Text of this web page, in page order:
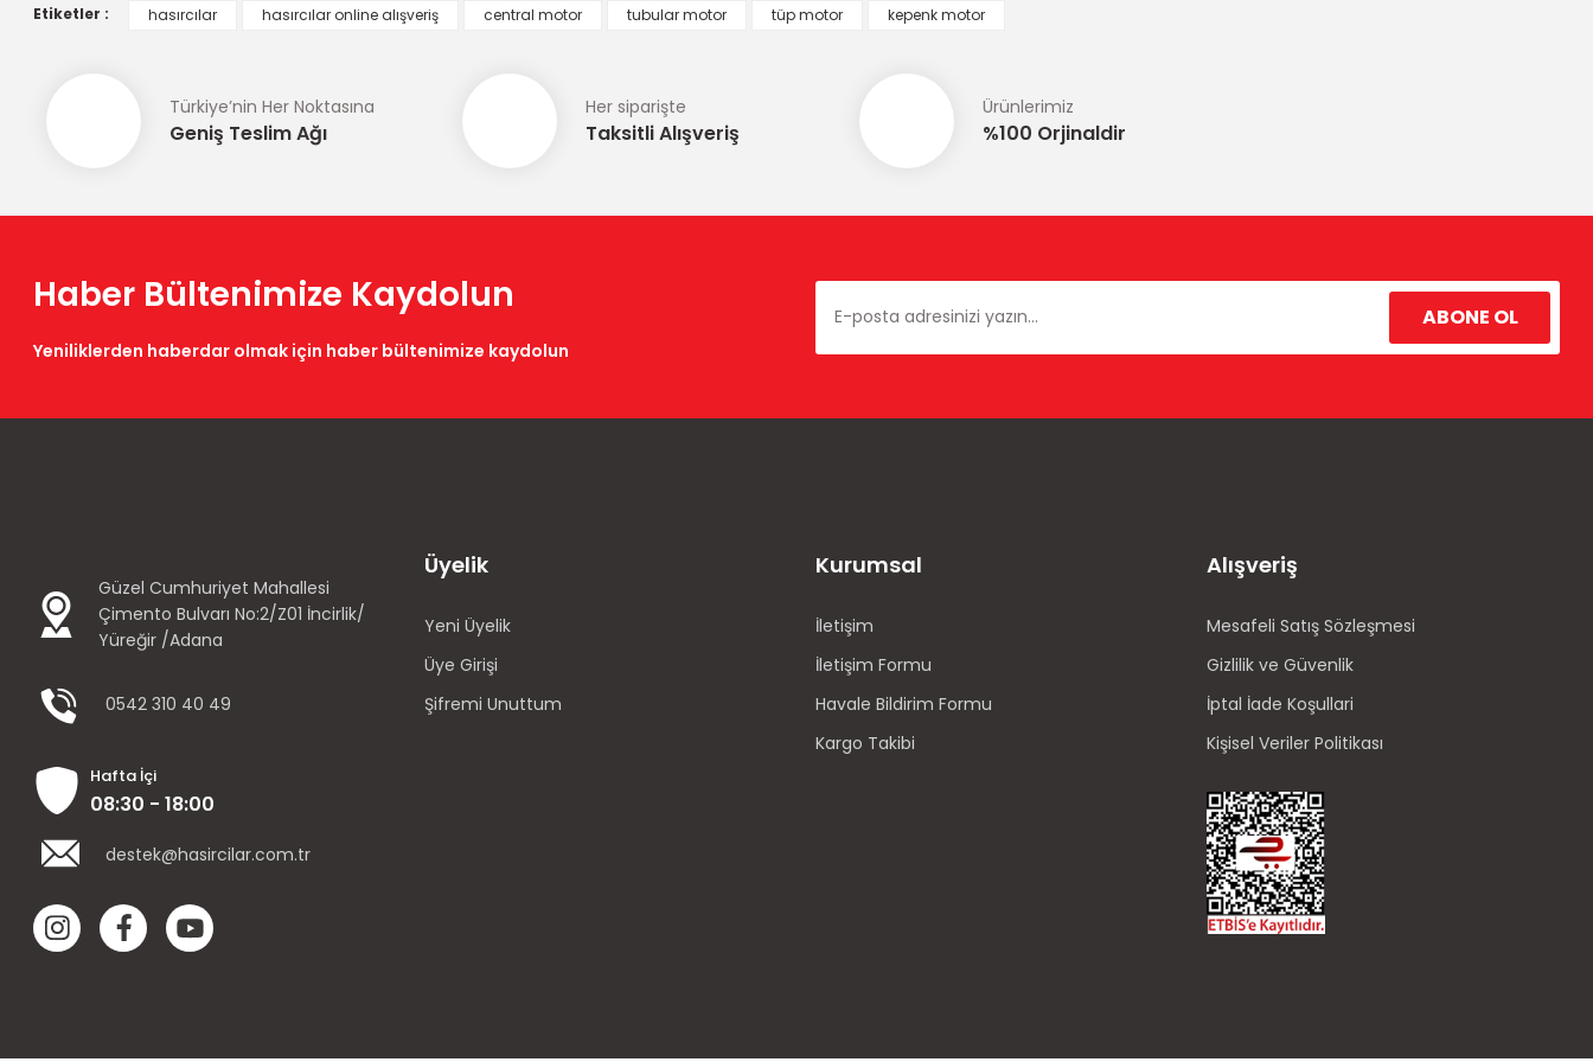
Ürün açıklamasında eksik bilgiler bulunuyor.
Bu ürüne benzer farklı alternatifler olmalı.
Gönder
Etiketler : hasırcılar hasırcılar online alışveriş central motor tubular motor tüp motor kepenk motor
Türkiye’nin Her Noktasına
Geniş Teslim Ağı
Her siparişte
Taksitli Alışveriş
Ürünlerimiz
%100 Orjinaldir
Haber Bültenimize Kaydolun
Yeniliklerden haberdar olmak için haber bültenimize kaydolun
ABONE OL
Güzel Cumhuriyet Mahallesi
Çimento Bulvarı No:2/Z01 İncirlik/
Yüreğir /Adana
0542 310 40 49
Hafta İçi
08:30 - 18:00
destek@hasircilar.com.tr
Üyelik
Yeni Üyelik
Üye Girişi
Şifremi Unuttum
Kurumsal
İletişim
İletişim Formu
Havale Bildirim Formu
Kargo Takibi
Alışveriş
Mesafeli Satış Sözleşmesi
Gizlilik ve Güvenlik
İptal İade Koşullari
Kişisel Veriler Politikası